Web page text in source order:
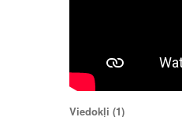
Viedokļi (1)